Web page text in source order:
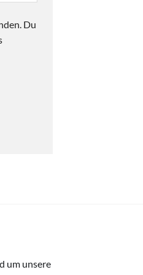
Du
um unsere